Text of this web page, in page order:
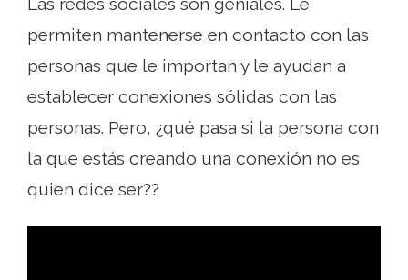
permiten mantenerse en contacto con las
personas que le importan y le ayudan a
establecer conexiones sólidas con las
personas. Pero, ¿qué pasa si la persona con
la que estás creando una conexión no es
quien dice ser??